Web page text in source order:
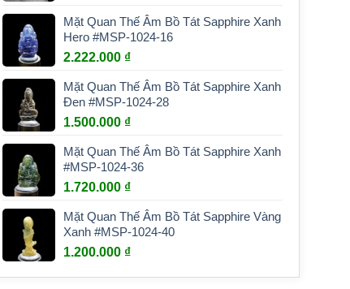
Mặt Quan Thế Âm Bồ Tát Sapphire Xanh
Hero #MSP-1024-16
2.222.000 ₫
Mặt Quan Thế Âm Bồ Tát Sapphire Xanh
Đen #MSP-1024-28
1.500.000 ₫
Mặt Quan Thế Âm Bồ Tát Sapphire Xanh
#MSP-1024-36
1.720.000 ₫
Mặt Quan Thế Âm Bồ Tát Sapphire Vàng
Xanh #MSP-1024-40
1.200.000 ₫